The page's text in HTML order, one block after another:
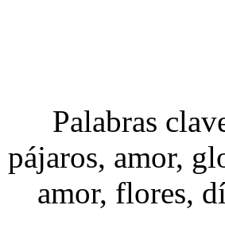
Palabras
pájaros, amor,
amor, flores,